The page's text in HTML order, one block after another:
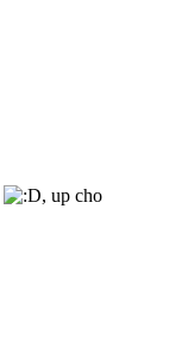
, up cho